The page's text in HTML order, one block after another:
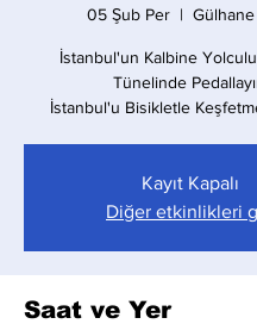
05 Şub Per
  |
Gülhane
İstanbul'un Kalbine
Tünelinde
İstanbul'u Bisikletle
Kayıt Kapalı
Diğer etkinlikleri
Saat ve Yer